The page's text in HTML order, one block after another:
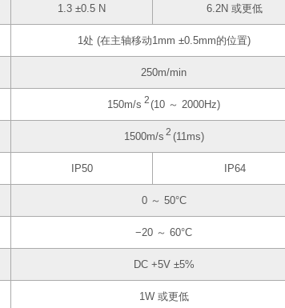
1.3 ±0.5 N 6.2N 或更低
1处 (在主轴移动1mm ±0.5mm的位置)
250m/min
150m/s 2(10 ～ 2000Hz)
1500m/s 2(11ms)
IP50 IP64
0 ～ 50°C
−20 ～ 60°C
DC +5V ±5%
1W 或更低